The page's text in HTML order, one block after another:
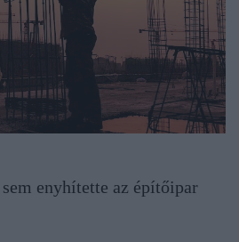
enyhítette az építőipar